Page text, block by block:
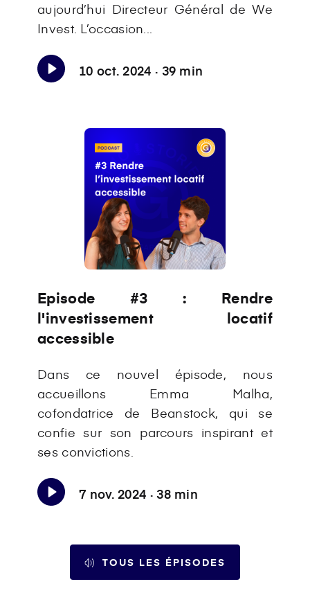
aujourd’hui Directeur Général de We
Invest. L’occasion...
10 oct. 2024 · 39 min
Episode #3 : Rendre
l'investissement locatif
accessible
Dans ce nouvel épisode, nous
accueillons Emma Malha,
cofondatrice de Beanstock, qui se
confie sur son parcours inspirant et
ses convictions.
7 nov. 2024 · 38 min
TOUS LES ÉPISODES